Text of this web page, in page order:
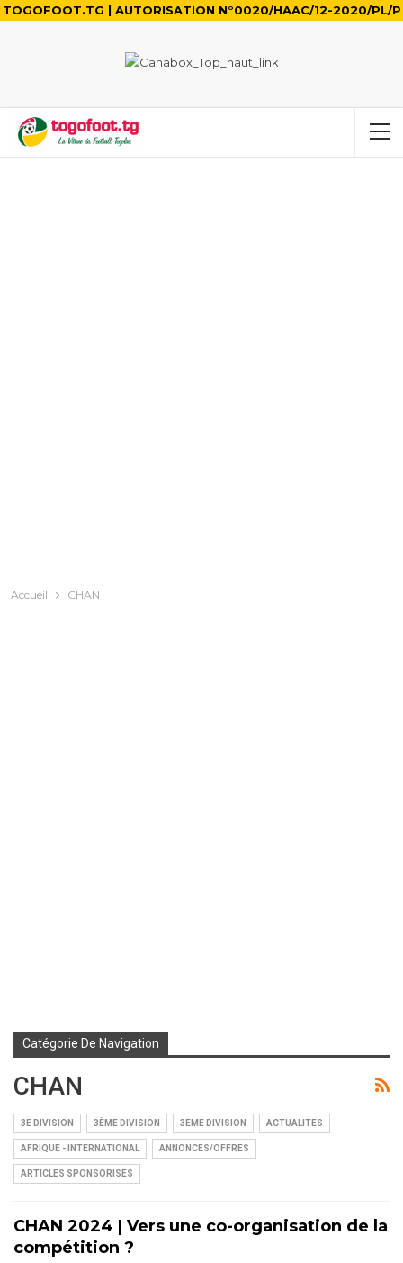
TOGOFOOT.TG | AUTORISATION N°0020/HAAC/12-2020/PL/P
Accueil CHAN
Catégorie De Navigation
CHAN
3E DIVISION 3ÈME DIVISION 3EME DIVISION ACTUALITES
AFRIQUE - INTERNATIONAL ANNONCES/OFFRES
ARTICLES SPONSORISÉS
CHAN 2024 | Vers une co-organisation de la
compétition ?